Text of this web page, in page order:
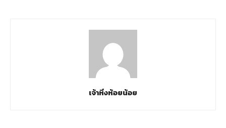
เจ้าหิ่งห้อยน้อย